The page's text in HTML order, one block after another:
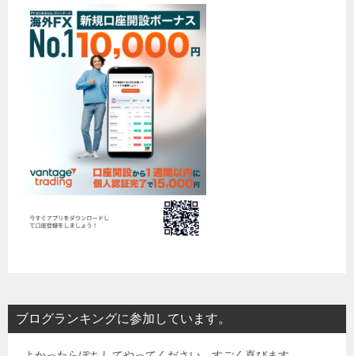
ブログランキングに参加しています。